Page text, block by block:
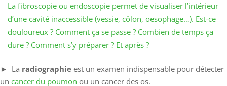
La fibroscopie ou endoscopie permet de visualiser l’intérieur
d’une cavité inaccessible (vessie, côlon, oesophage…). Est-ce
douloureux ? Comment ça se passe ? Combien de temps ça
dure ? Comment s’y préparer ? Et après ?
​​​​​​► La radiographie est un examen indispensable pour détecter
un cancer du poumon ou un cancer des os.